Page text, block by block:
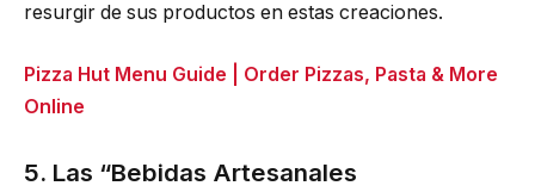
resurgir de sus productos en estas creaciones.
Pizza Hut Menu Guide | Order Pizzas, Pasta & More
Online
5. Las “Bebidas Artesanales